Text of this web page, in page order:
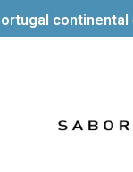
continental